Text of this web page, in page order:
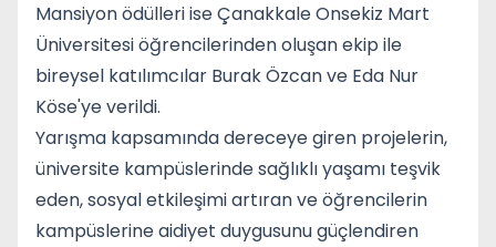
Mansiyon ödülleri ise Çanakkale Onsekiz Mart
Üniversitesi öğrencilerinden oluşan ekip ile
bireysel katılımcılar Burak Özcan ve Eda Nur
Köse'ye verildi.
Yarışma kapsamında dereceye giren projelerin,
üniversite kampüslerinde sağlıklı yaşamı teşvik
eden, sosyal etkileşimi artıran ve öğrencilerin
kampüslerine aidiyet duygusunu güçlendiren